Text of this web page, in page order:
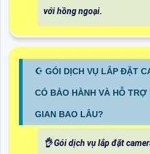
với hồng ngoại.
☪ GÓI DỊCH VỤ LẮP ĐẶT
CÓ BẢO HÀNH VÀ HỖ
GIAN BAO LÂU?
👌 Gói dịch vụ lắp đặt